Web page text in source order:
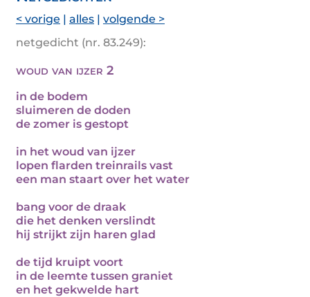
< vorige | alles | volgende >
netgedicht (nr. 83.249):
woud van ijzer 2
in de bodem
sluimeren de doden
de zomer is gestopt
in het woud van ijzer
lopen flarden treinrails vast
een man staart over het water
bang voor de draak
die het denken verslindt
hij strijkt zijn haren glad
de tijd kruipt voort
in de leemte tussen graniet
en het gekwelde hart